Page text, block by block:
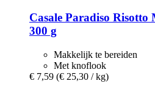
Casale Paradiso Risotto
300 g
Makkelijk te bereiden
Met knoflook
€ 7,59 (€ 25,30 / kg)